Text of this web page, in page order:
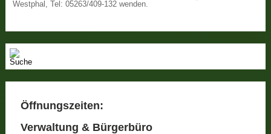
Westphal, Tel: 05263/409-132 wenden.
Öffnungszeiten:
Verwaltung & Bürgerbüro